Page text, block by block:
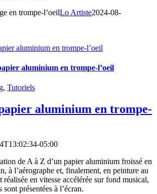
en trompe-l’oeilLo Artiste2024-08-
aluminium en trompe-l’oeil
aluminium en trompe-l’oeil
, Tutoriels
aluminium en trompe-
05:00
de A à Z d’un papier aluminium froissé en
à l’aérographe et, finalement, en peinture au
en vitesse accélérée sur fond musical,
sont présentées à l’écran.